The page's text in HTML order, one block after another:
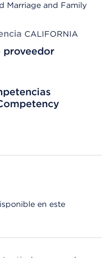
Marriage and Family
CALIFORNIA
en este